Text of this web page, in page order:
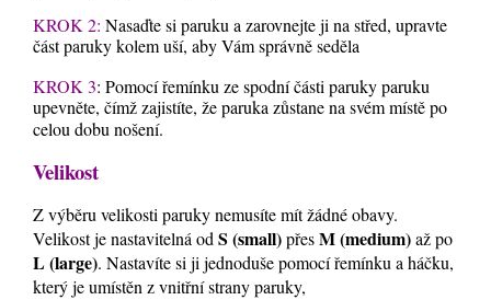
KROK 2: Nasaďte si paruku a zarovnejte ji na střed, upravte
část paruky kolem uší, aby Vám správně seděla
KROK 3: Pomocí řemínku ze spodní části paruky paruku
upevněte, čímž zajistíte, že paruka zůstane na svém místě po
celou dobu nošení.
Velikost
Z výběru velikosti paruky nemusíte mít žádné obavy.
Velikost je nastavitelná od S (small)přesM (medium)až po
L (large). Nastavíte si ji jednoduše pomocí řemínku a háčku,
který je umístěn z vnitřní strany paruky,